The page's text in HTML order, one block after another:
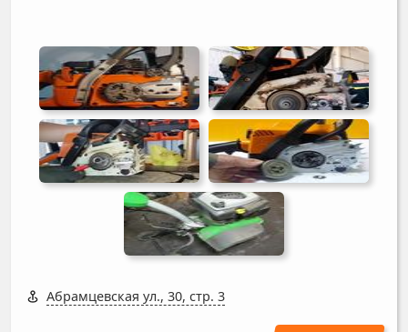
Абрамцевская ул., 30, стр. 3